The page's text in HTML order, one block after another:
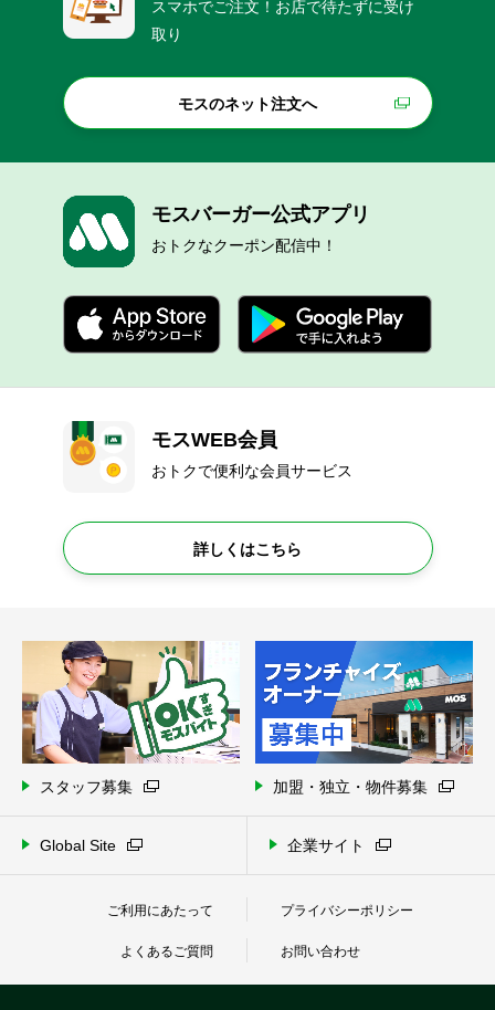
スマホでご注文！お店で待たずに受け
取り
モスのネット注文へ
モスバーガー公式アプリ
おトクなクーポン配信中！
モスWEB会員
おトクで便利な会員サービス
詳しくはこちら
スタッフ募集 加盟・独立・物件募集
Global Site 企業サイト
ご利用にあたって プライバシーポリシー
よくあるご質問 お問い合わせ